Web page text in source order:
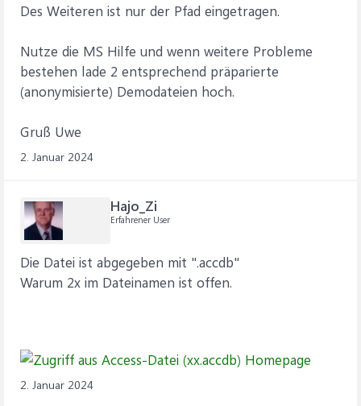
Des Weiteren ist nur der Pfad eingetragen.
Nutze die MS Hilfe und wenn weitere Probleme
bestehen lade 2 entsprechend präparierte
(anonymisierte) Demodateien hoch.
Gruß Uwe
2. Januar 2024
Hajo_Zi
Erfahrener User
Die Datei ist abgegeben mit ".accdb"
Warum 2x im Dateinamen ist offen.
2. Januar 2024